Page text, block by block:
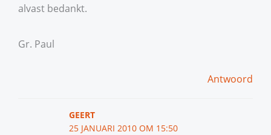
alvast bedankt.
Gr. Paul
Antwoord
GEERT
25 JANUARI 2010 OM 15:50